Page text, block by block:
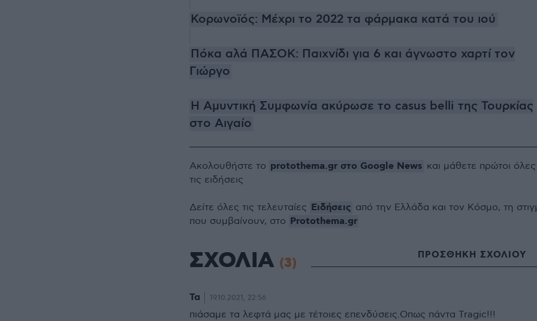
Κορωνοϊός: Μέχρι το 2022 τα φάρμακα κατά τoυ ιού
Πόκα αλά ΠΑΣΟΚ: Παιχνίδι για 6 και άγνωστο χαρτί τον
Γιώργο
Η Αμυντική Συμφωνία ακύρωσε το casus belli της Τουρκίας
στο Αιγαίο
Ακολουθήστε το protothema.gr στο Google News και μάθετε πρώτοι όλες
τις ειδήσεις
Δείτε όλες τις τελευταίες Ειδήσεις από την Ελλάδα και τον Κόσμο, τη
που συμβαίνουν, στο Protothema.gr
ΣΧΟΛΙΑ (3) ΠΡΟΣΘΗΚΗ ΣΧΟΛΙΟΥ
Τα 19.10.2021, 22:56
πιάσαμε τα λεφτά μας με τέτοιες επενδύσεις.Oπως πάντα Tragic!!!